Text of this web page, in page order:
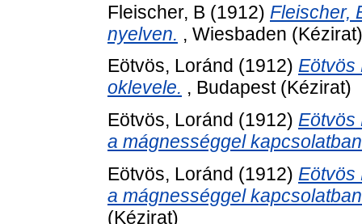
Fleischer, B (1912) Fleischer,
nyelven. , Wiesbaden (Kézirat)
Eötvös, Loránd (1912) Eötvös
oklevele. , Budapest (Kézirat)
Eötvös, Loránd (1912) Eötvös
a mágnességgel
Eötvös, Loránd (1912) Eötvös
a mágnességgel
(Kézirat)